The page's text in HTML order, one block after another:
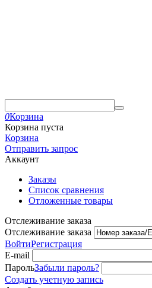
0Корзина
Корзина пуста
Корзина
Отправить запрос
Аккаунт
Заказы
Список сравнения
Отложенные товары
Отслеживание заказа
Отслеживание заказа
ВойтиРегистрация
E-mail
ПарольЗабыли пароль?
Создать учетную запись